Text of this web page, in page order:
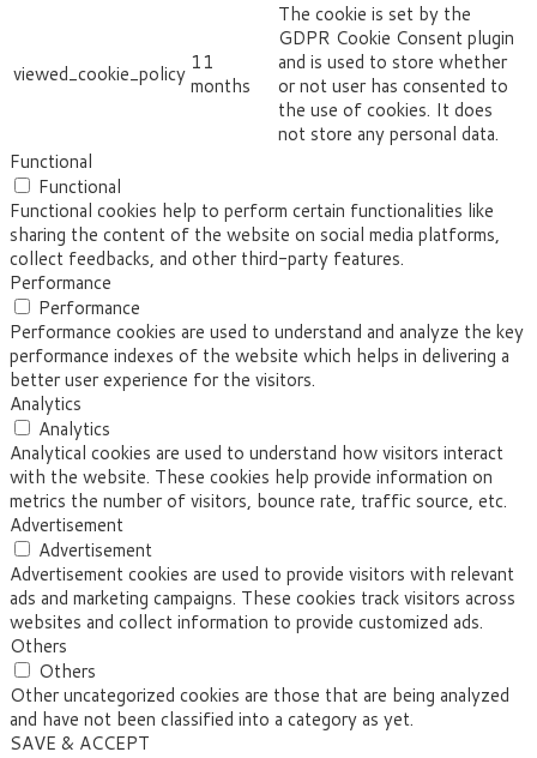
viewed_cookie_policy 11
months
The cookie is set by the
GDPR Cookie Consent plugin
and is used to store whether
or not user has consented to
the use of cookies. It does
not store any personal data.
Functional
Functional
Functional cookies help to perform certain functionalities like
sharing the content of the website on social media platforms,
collect feedbacks, and other third-party features.
Performance
Performance
Performance cookies are used to understand and analyze the key
performance indexes of the website which helps in delivering a
better user experience for the visitors.
Analytics
Analytics
Analytical cookies are used to understand how visitors interact
with the website. These cookies help provide information on
metrics the number of visitors, bounce rate, traffic source, etc.
Advertisement
Advertisement
Advertisement cookies are used to provide visitors with relevant
ads and marketing campaigns. These cookies track visitors across
websites and collect information to provide customized ads.
Others
Others
Other uncategorized cookies are those that are being analyzed
and have not been classified into a category as yet.
SAVE & ACCEPT